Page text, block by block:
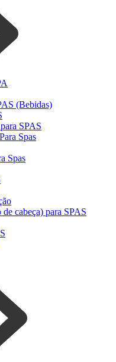
(Bebidas)
SPAS
Spas
Spas
cabeça) para SPAS